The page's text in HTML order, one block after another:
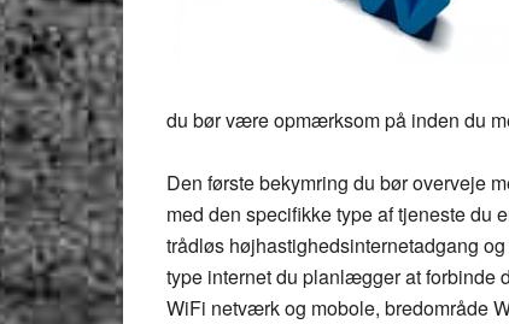
du bør være opmærksom på inden du
Den første bekymring du bør overveje
med den specifikke type af tjeneste du
trådløs højhastighedsinternetadgang
type internet du planlægger at forbinde
WiFi netværk og mobole, bredområde